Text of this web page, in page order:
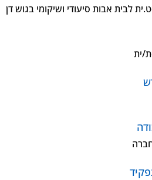
לבית אבות סיעודי ושיקומי בגוש דן
ית